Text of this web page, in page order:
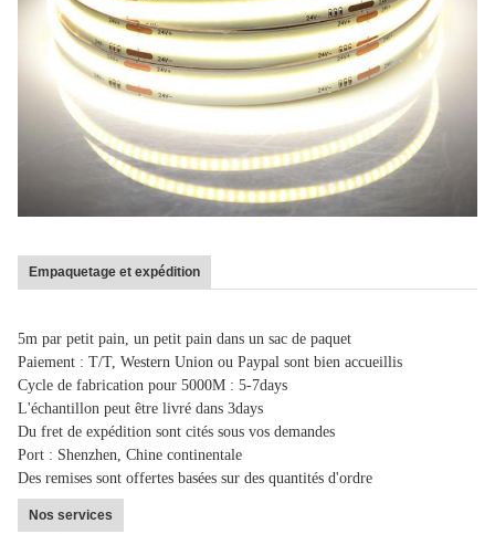
Empaquetage et expédition
5m par petit pain, un petit pain dans un sac de paquet
Paiement : T/T, Western Union ou Paypal sont bien accueillis
Cycle de fabrication pour 5000M : 5-7days
L'échantillon peut être livré dans 3days
Du fret de expédition sont cités sous vos demandes
Port : Shenzhen, Chine continentale
Des remises sont offertes basées sur des quantités d'ordre
Nos services